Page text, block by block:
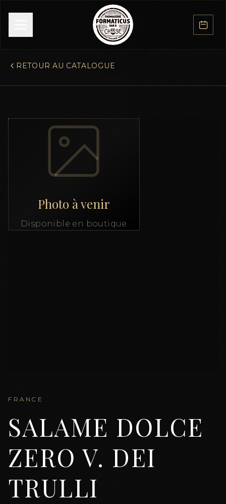
RETOUR AU CATALOGUE
Photo à venir
Disponible en boutique
FRANCE
SALAME DOLCE
ZERO V. DEI
TRULLI